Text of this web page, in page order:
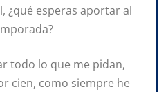
¿qué esperas aportar al
todo lo que me pidan,
cien, como siempre he